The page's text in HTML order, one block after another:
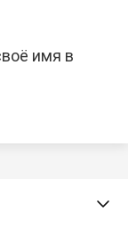
имя в
имя в
имя в